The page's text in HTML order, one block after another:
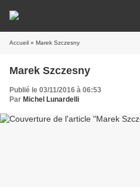
Accueil » Marek Szczesny
Marek Szczesny
Publié le 03/11/2016 à 06:53
Par Michel Lunardelli